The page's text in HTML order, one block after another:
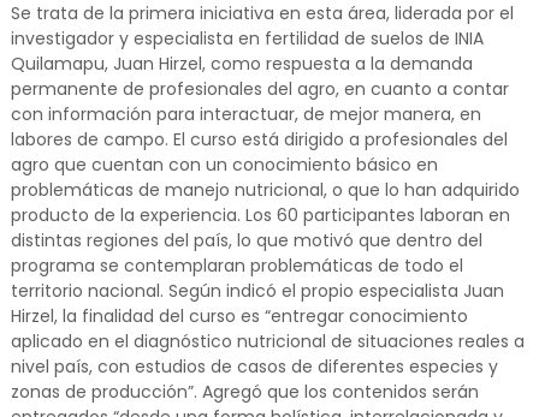
Se trata de la primera iniciativa en esta área, liderada por el
investigador y especialista en fertilidad de suelos de INIA
Quilamapu, Juan Hirzel, como respuesta a la demanda
permanente de profesionales del agro, en cuanto a contar
con información para interactuar, de mejor manera, en
labores de campo. El curso está dirigido a profesionales del
agro que cuentan con un conocimiento básico en
problemáticas de manejo nutricional, o que lo han adquirido
producto de la experiencia. Los 60 participantes laboran en
distintas regiones del país, lo que motivó que dentro del
programa se contemplaran problemáticas de todo el
territorio nacional. Según indicó el propio especialista Juan
Hirzel, la finalidad del curso es “entregar conocimiento
aplicado en el diagnóstico nutricional de situaciones reales a
nivel país, con estudios de casos de diferentes especies y
zonas de producción”. Agregó que los contenidos serán